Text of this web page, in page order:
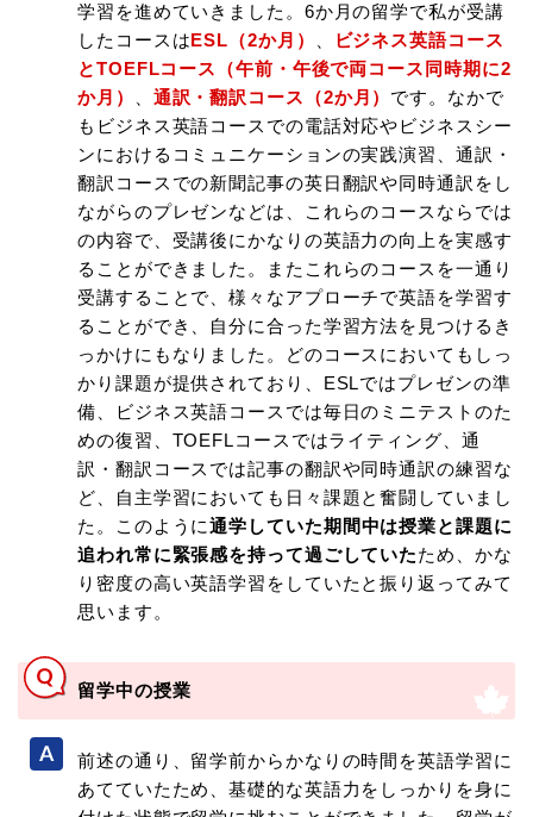
学習を進めていきました。6か月の留学で私が受講
したコースは ESL（2か月） 、
ビジネス英語コース
とTOEFLコース（午前・午後で両コース同時期に2
か月）
、 通訳・翻訳コース（2か月） です。なかで
もビジネス英語コースでの電話対応やビジネスシー
ンにおけるコミュニケーションの実践演習、通訳・
翻訳コースでの新聞記事の英日翻訳や同時通訳をし
ながらのプレゼンなどは、これらのコースならでは
の内容で、受講後にかなりの英語力の向上を実感す
ることができました。またこれらのコースを一通り
受講することで、様々なアプローチで英語を学習す
ることができ、自分に合った学習方法を見つけるき
っかけにもなりました。どのコースにおいてもしっ
かり課題が提供されており、ESLではプレゼンの準
備、ビジネス英語コースでは毎日のミニテストのた
めの復習、TOEFLコースではライティング、通
訳・翻訳コースでは記事の翻訳や同時通訳の練習な
ど、自主学習においても日々課題と奮闘していまし
た。このように通学していた期間中は授業と課題に
追われ常に緊張感を持って過ごしていたため、かな
り密度の高い英語学習をしていたと振り返ってみて
思います。
留学中の授業
前述の通り、留学前からかなりの時間を英語学習に
あてていたため、基礎的な英語力をしっかりを身に